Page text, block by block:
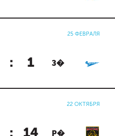
25 ФЕВРАЛЯ
: 1 З�
22 ОКТЯБРЯ
: 14 Р�